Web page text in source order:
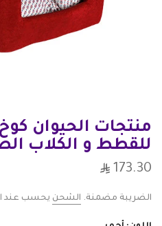
منتجات الحيوان
للقطط و الكلاب
173.30
الضريبة مضمنة. الشحن يحسب عند